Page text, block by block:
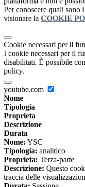
Per conoscere quali sono
visionare la COOKIE
Cookie necessari per il
I cookie necessari per il
disabilitati. È possibile
policy.
youtube.com
Nome
Tipologia
Proprieta
Descrizione
Durata
Nome: YSC
Tipologia: analitico
Proprieta: Terza-parte
Descrizione: Questo
traccia delle